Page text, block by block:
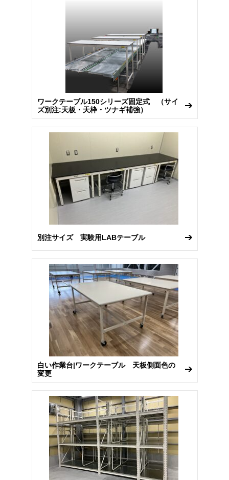
ワークテーブル150シリーズ固定式 （サイ
ズ別注:天板・天枠・ツナギ補強）
別注サイズ 実験用LABテーブル
白い作業台|ワークテーブル 天板側面色の
変更